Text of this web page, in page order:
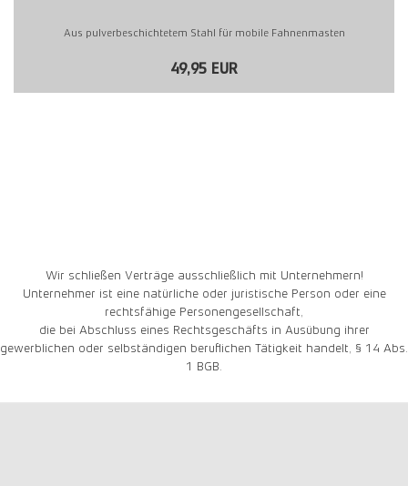
Aus pulverbeschichtetem Stahl für mobile Fahnenmasten
49,95 EUR
Wir schließen Verträge ausschließlich mit Unternehmern!
Unternehmer ist eine natürliche oder juristische Person oder eine
rechtsfähige Personengesellschaft,
die bei Abschluss eines Rechtsgeschäfts in Ausübung ihrer
gewerblichen oder selbständigen beruflichen Tätigkeit handelt, § 14 Abs.
1 BGB.